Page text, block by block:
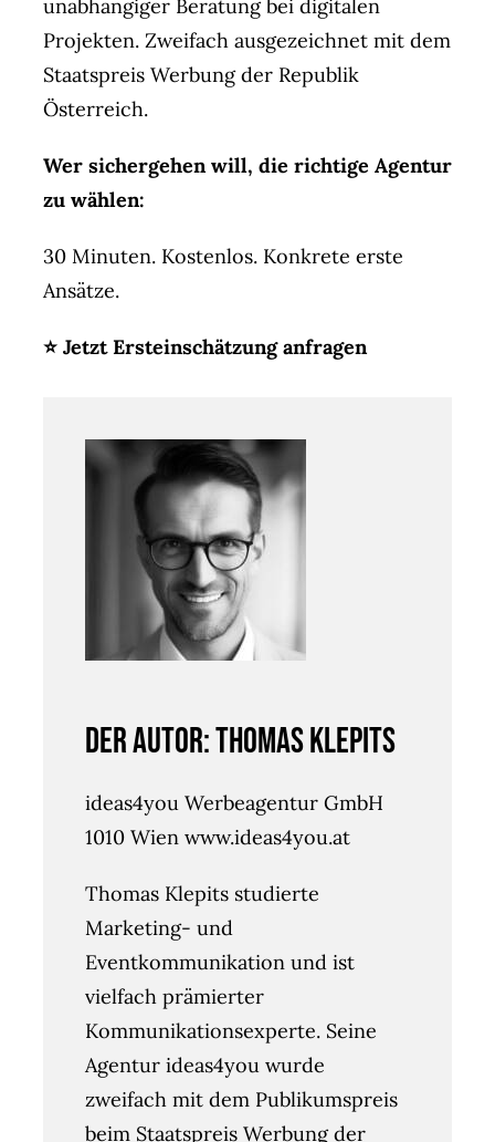
unabhängiger Beratung bei digitalen
Projekten. Zweifach ausgezeichnet mit dem
Staatspreis Werbung der Republik
Österreich.
Wer sichergehen will, die richtige Agentur
zu wählen:
30 Minuten. Kostenlos. Konkrete erste
Ansätze.
⭐ Jetzt Ersteinschätzung anfragen
Der Autor: Thomas Klepits
ideas4you Werbeagentur GmbH
1010 Wien www.ideas4you.at
Thomas Klepits studierte
Marketing- und
Eventkommunikation und ist
vielfach prämierter
Kommunikationsexperte. Seine
Agentur ideas4you wurde
zweifach mit dem Publikumspreis
beim Staatspreis Werbung der